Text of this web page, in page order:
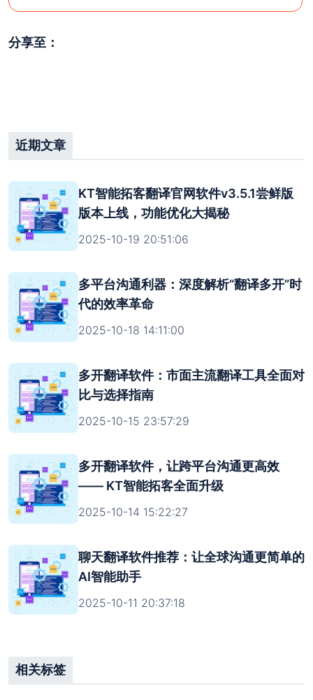
分享至：
近期文章
KT智能拓客翻译官网软件v3.5.1尝鲜版
版本上线，功能优化大揭秘
2025-10-19 20:51:06
多平台沟通利器：深度解析“翻译多开”时
代的效率革命
2025-10-18 14:11:00
多开翻译软件：市面主流翻译工具全面对
比与选择指南
2025-10-15 23:57:29
多开翻译软件，让跨平台沟通更高效
—— KT智能拓客全面升级
2025-10-14 15:22:27
聊天翻译软件推荐：让全球沟通更简单的
AI智能助手
2025-10-11 20:37:18
相关标签
注意：官方最新尝鲜版安装包版本号为 3.5.1（大
111.54M）若安装包大小与对应版本大小不符，则极